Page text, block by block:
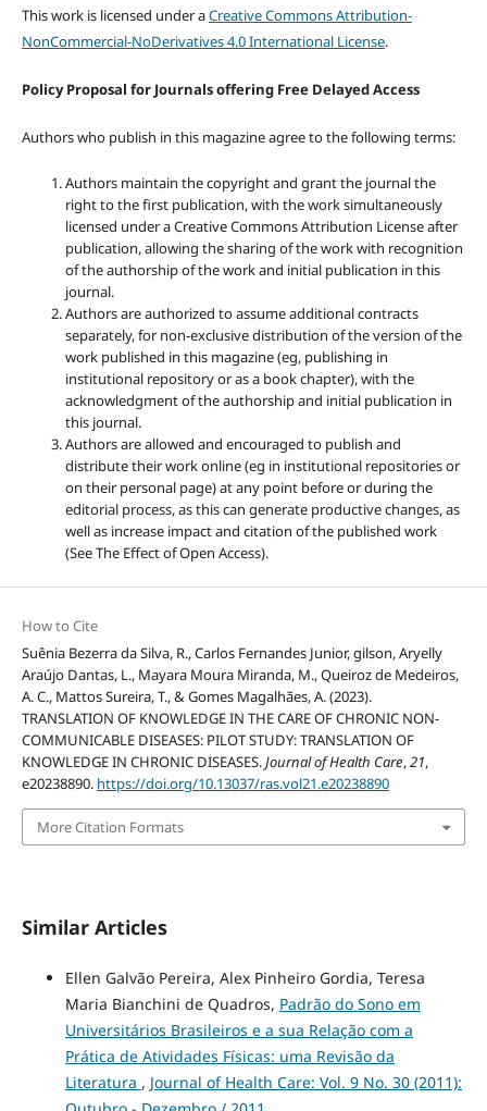
This work is licensed under aCreative Commons Attribution-
NonCommercial-NoDerivatives 4.0 International License.
Policy Proposal for Journals offering Free Delayed Access
Authors who publish in this magazine agree to the following terms:
Authors maintain the copyright and grant the journal the
right to the first publication, with the work simultaneously
licensed under a Creative Commons Attribution License after
publication, allowing the sharing of the work with recognition
of the authorship of the work and initial publication in this
journal.
Authors are authorized to assume additional contracts
separately, for non-exclusive distribution of the version of the
work published in this magazine (eg, publishing in
institutional repository or as a book chapter), with the
acknowledgment of the authorship and initial publication in
this journal.
Authors are allowed and encouraged to publish and
distribute their work online (eg in institutional repositories or
on their personal page) at any point before or during the
editorial process, as this can generate productive changes, as
well as increase impact and citation of the published work
(See The Effect of Open Access).
How to Cite
Suênia Bezerra da Silva, R., Carlos Fernandes Junior, gilson, Aryelly
Araújo Dantas, L., Mayara Moura Miranda, M., Queiroz de Medeiros,
A. C., Mattos Sureira, T., & Gomes Magalhães, A. (2023).
TRANSLATION OF KNOWLEDGE IN THE CARE OF CHRONIC NON-
COMMUNICABLE DISEASES: PILOT STUDY: TRANSLATION OF
KNOWLEDGE IN CHRONIC DISEASES.Journal of Health Care,21,
e20238890. https://doi.org/10.13037/ras.vol21.e20238890
More Citation Formats
Similar Articles
Ellen Galvão Pereira, Alex Pinheiro Gordia, Teresa
Maria Bianchini de Quadros, Padrão do Sono em
Universitários Brasileiros e a sua Relação com a
Prática de Atividades Físicas: uma Revisão da
Literatura , Journal of Health Care: Vol. 9 No. 30 (2011):